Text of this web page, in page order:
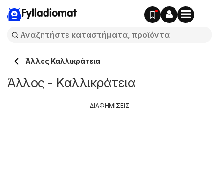
Fylladiomat
Άλλος Καλλικράτεια
Άλλος - Καλλικράτεια
ΔΙΑΦΗΜΙΣΕΙΣ